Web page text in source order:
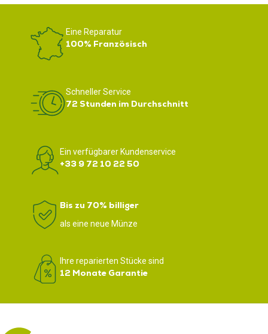
Eine Reparatur
100% Französisch
Schneller Service
72 Stunden im Durchschnitt
Ein verfügbarer Kundenservice
+33 9 72 10 22 50
Bis zu 70% billiger
als eine neue Münze
Ihre reparierten Stücke sind
12 Monate Garantie